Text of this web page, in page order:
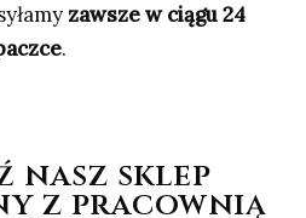
zawsze w ciągu 24
.
nasz sklep
z pracownią